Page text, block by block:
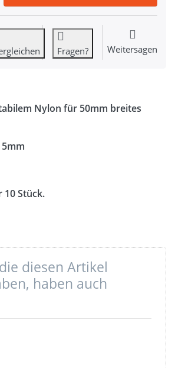
Fragen? Weitersagen
Nylon für 50mm breites
10 Stück.
diesen Artikel
haben auch